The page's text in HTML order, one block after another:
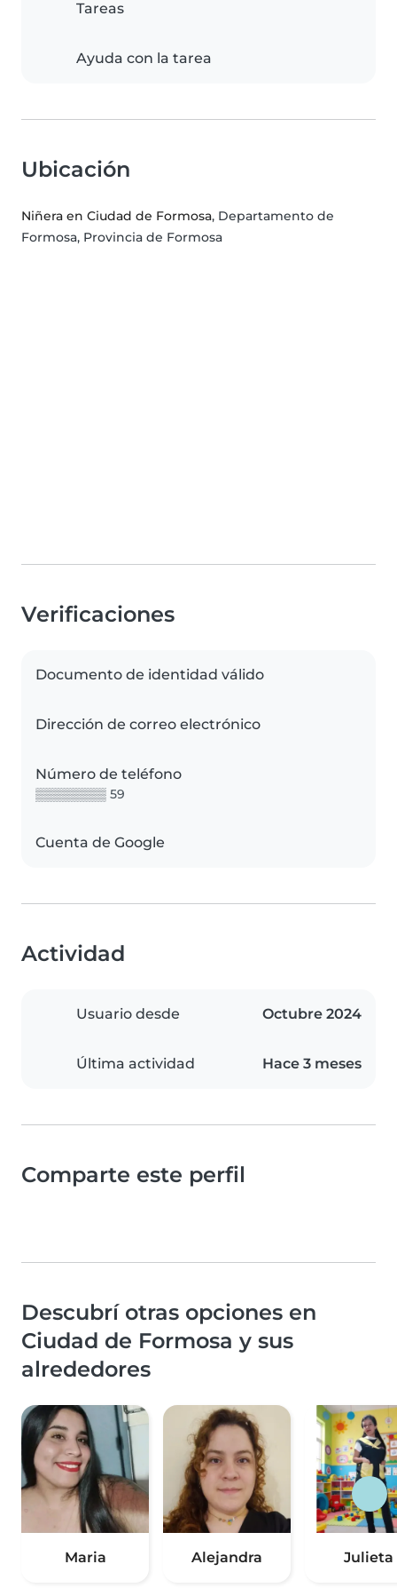
Tareas
Ayuda con la tarea
Ubicación
Niñera en Ciudad de Formosa, Departamento de
Formosa, Provincia de Formosa
Verificaciones
Documento de identidad válido
Dirección de correo electrónico
Número de teléfono
▒▒▒▒▒▒▒▒ 59
Cuenta de Google
Actividad
Usuario desde Octubre 2024
Última actividad Hace 3 meses
Comparte este perfil
Descubrí otras opciones en
Ciudad de Formosa y sus
alrededores
Maria Alejandra Julieta